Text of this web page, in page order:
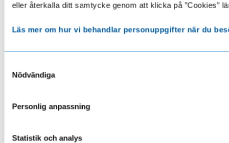
eller återkalla ditt samtycke genom att klicka på ”Cookies”
Läs mer om hur vi behandlar personuppgifter när du
Nödvändiga
Personlig anpassning
Statistik och analys